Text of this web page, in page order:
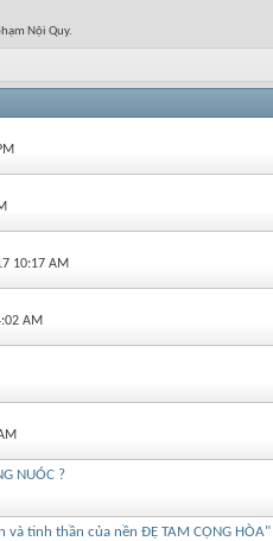
Nội Quy.
10:17 AM
AM
NUÓC ?
tinh thần của nền ĐỆ TAM CỘNG HÒA"